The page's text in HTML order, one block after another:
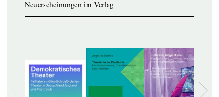
Neuerscheinungen im Verlag